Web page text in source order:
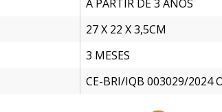
A PARTIR DE 3 ANOS
27 X 22 X 3,5CM
3 MESES
CE-BRI/IQB 003029/2024